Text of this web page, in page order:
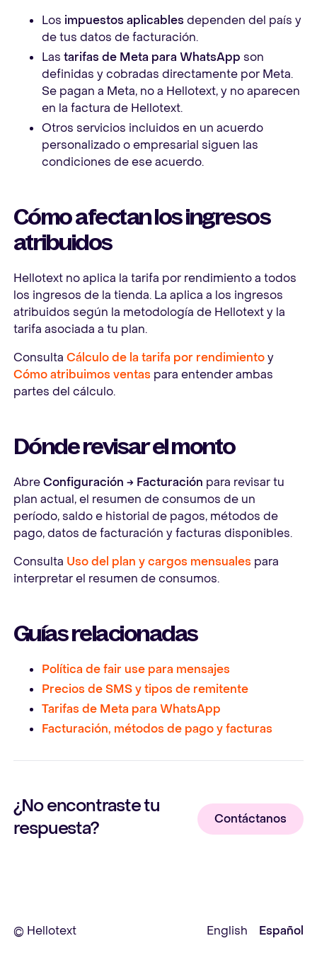
Los impuestos aplicables dependen del país y
de tus datos de facturación.
Las tarifas de Meta para WhatsApp son
definidas y cobradas directamente por Meta.
Se pagan a Meta, no a Hellotext, y no aparecen
en la factura de Hellotext.
Otros servicios incluidos en un acuerdo
personalizado o empresarial siguen las
condiciones de ese acuerdo.
Cómo afectan los ingresos
atribuidos
Hellotext no aplica la tarifa por rendimiento a todos
los ingresos de la tienda. La aplica a los ingresos
atribuidos según la metodología de Hellotext y la
tarifa asociada a tu plan.
Consulta Cálculo de la tarifa por rendimientoy
Cómo atribuimos ventas para entender ambas
partes del cálculo.
Dónde revisar el monto
AbreConfiguración → Facturación para revisar tu
plan actual, el resumen de consumos de un
período, saldo e historial de pagos, métodos de
pago, datos de facturación y facturas disponibles.
Consulta Uso del plan y cargos mensuales para
interpretar el resumen de consumos.
Guías relacionadas
Política de fair use para mensajes
Precios de SMS y tipos de remitente
Tarifas de Meta para WhatsApp
Facturación, métodos de pago y facturas
¿No encontraste tu
respuesta?
Contáctanos
© Hellotext English Español